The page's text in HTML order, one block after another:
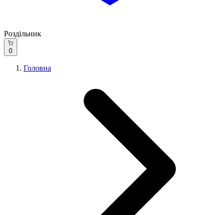
Роздільник
0
Головна